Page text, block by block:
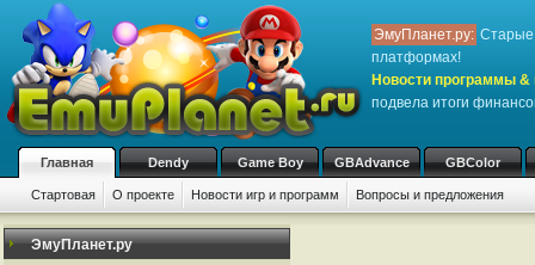
ЭмуПланет.ру: Старые
платформах!
Новости программы &
подвела итоги
Главная Dendy Game Boy GBAdvance GBColor
Стартовая О проекте Новости игр и программ Вопросы и предложения
ЭмуПланет.ру